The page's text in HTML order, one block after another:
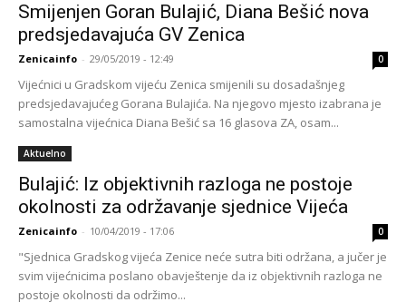
Smijenjen Goran Bulajić, Diana Bešić nova
predsjedavajuća GV Zenica
Zenicainfo - 29/05/2019 - 12:49 0
Vijećnici u Gradskom vijeću Zenica smijenili su dosadašnjeg
predsjedavajućeg Gorana Bulajića. Na njegovo mjesto izabrana je
samostalna vijećnica Diana Bešić sa 16 glasova ZA, osam...
Aktuelno
Bulajić: Iz objektivnih razloga ne postoje
okolnosti za održavanje sjednice Vijeća
Zenicainfo - 10/04/2019 - 17:06 0
"Sjednica Gradskog vijeća Zenice neće sutra biti održana, a jučer je
svim vijećnicima poslano obavještenje da iz objektivnih razloga ne
postoje okolnosti da održimo...